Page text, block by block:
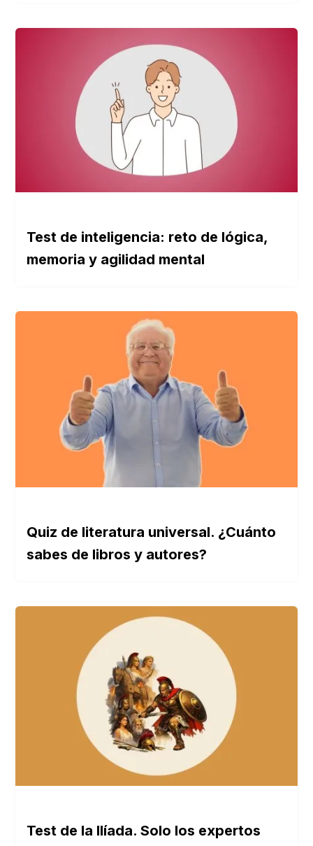
Test de inteligencia: reto de lógica,
memoria y agilidad mental
Quiz de literatura universal. ¿Cuánto
sabes de libros y autores?
Test de la Ilíada. Solo los expertos